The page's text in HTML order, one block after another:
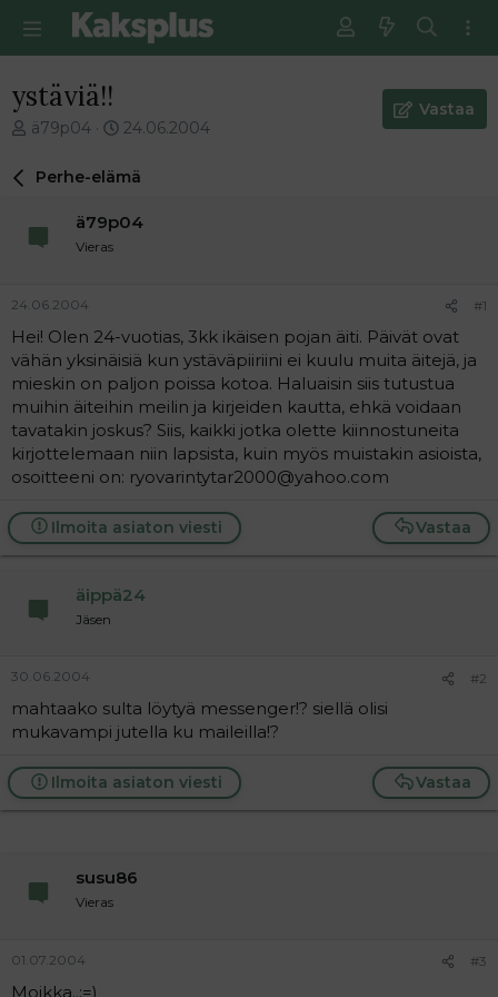
ystäviä!!
V
e
i
t
u
n
a
l
o
i
t
t
a
j
a
ä79p04
E
s
m
n
v
i
e
s
24.06.2004
Vastaa
Perhe-elämä
ä79p04
Vieras
24.06.2004 #1
Hei! Olen 24-vuotias, 3kk ikäisen pojan äiti. Päivät ovat
vähän yksinäisiä kun ystäväpiiriini ei kuulu muita äitejä, ja
mieskin on paljon poissa kotoa. Haluaisin siis tutustua
muihin äiteihin meilin ja kirjeiden kautta, ehkä voidaan
tavatakin joskus? Siis, kaikki jotka olette kiinnostuneita
kirjottelemaan niin lapsista, kuin myös muistakin asioista,
osoitteeni on: ryovarintytar2000@yahoo.com
Vastaa
Ilmoita asiaton viesti
äippä24
Jäsen
30.06.2004 #2
mahtaako sulta löytyä messenger!? siellä olisi
mukavampi jutella ku maileilla!?
Vastaa
Ilmoita asiaton viesti
susu86
Vieras
01.07.2004 #3
Moikka..;=)